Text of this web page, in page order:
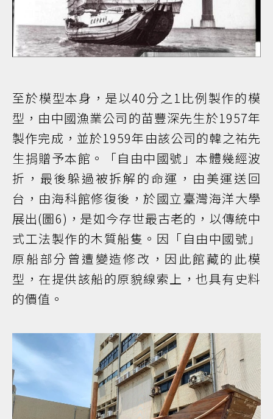
至於模型本身，是以40分之1比例製作的模
型，由中國漁業公司的苗豐深先生於1957年
製作完成，並於1959年由該公司的韓之祐先
生捐贈予本館。「自由中國號」本體幾經波
折，最後躲過被拆解的命運，由美運送回
台，由海科館修復後，於國立臺灣海洋大學
展出(圖6)，是如今存世最古老的，以傳統中
式工法製作的木質船隻。因「自由中國號」
原船部分曾遭變造修改，因此館藏的此模
型，在提供該船的原貌線索上，也具有史料
的價值。